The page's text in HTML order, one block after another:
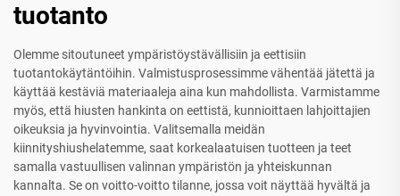
tuotanto
Olemme sitoutuneet ympäristöystävällisiin ja eettisiin
tuotantokäytäntöihin. Valmistusprosessimme vähentää jätettä ja
käyttää kestäviä materiaaleja aina kun mahdollista. Varmistamme
myös, että hiusten hankinta on eettistä, kunnioittaen lahjoittajien
oikeuksia ja hyvinvointia. Valitsemalla meidän
kiinnityshiushelatemme, saat korkealaatuisen tuotteen ja teet
samalla vastuullisen valinnan ympäristön ja yhteiskunnan
kannalta. Se on voitto-voitto tilanne, jossa voit näyttää hyvältä ja